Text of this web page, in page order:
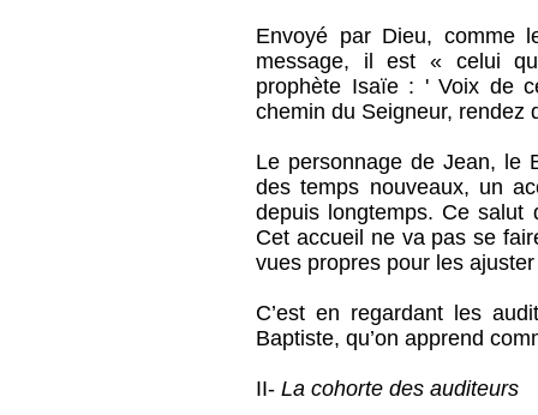
Envoyé par Dieu, comme
message, il est « celui
prophète Isaïe : ' Voix de
chemin du Seigneur, rendez
Le personnage de Jean, le
des temps nouveaux, un
depuis longtemps. Ce salut
Cet accueil ne va pas se
vues propres pour les
C’est en regardant les
Baptiste, qu’on apprend
II-La cohorte des auditeurs